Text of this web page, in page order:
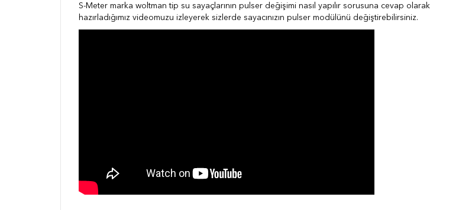
S-Meter marka woltman tip su sayaçlarının pulser değişimi nasıl yapılır sorusuna cevap olarak
hazırladığımız videomuzu izleyerek sizlerde sayacınızın pulser modülünü değiştirebilirsiniz.